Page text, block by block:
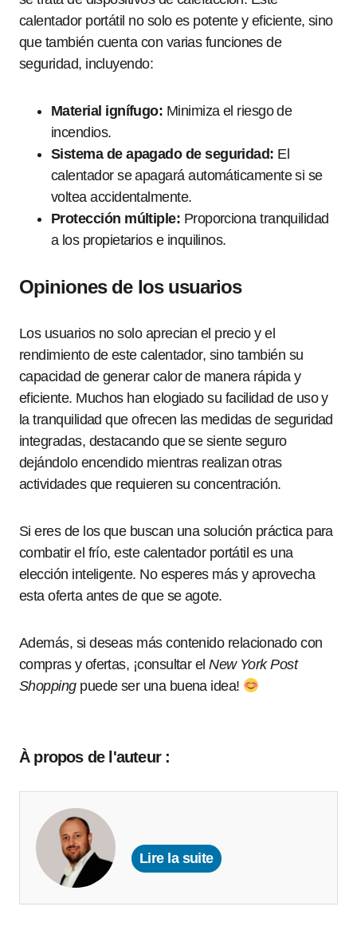
calentador portátil no solo es potente y eficiente, sino
que también cuenta con varias funciones de
seguridad, incluyendo:
Material ignífugo: Minimiza el riesgo de
incendios.
Sistema de apagado de seguridad: El
calentador se apagará automáticamente si se
voltea accidentalmente.
Protección múltiple: Proporciona tranquilidad
a los propietarios e inquilinos.
Opiniones de los usuarios
Los usuarios no solo aprecian el precio y el
rendimiento de este calentador, sino también su
capacidad de generar calor de manera rápida y
eficiente. Muchos han elogiado su facilidad de uso y
la tranquilidad que ofrecen las medidas de seguridad
integradas, destacando que se siente seguro
dejándolo encendido mientras realizan otras
actividades que requieren su concentración.
Si eres de los que buscan una solución práctica para
combatir el frío, este calentador portátil es una
elección inteligente. No esperes más y aprovecha
esta oferta antes de que se agote.
Además, si deseas más contenido relacionado con
compras y ofertas, ¡consultar elNew York Post
Shoppingpuede ser una buena idea!
À propos de l'auteur :
Lire la suite